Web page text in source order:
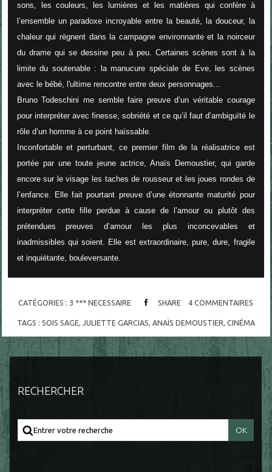
sons, les couleurs, les lumières et les matières qui confère à
l’ensemble un paradoxe incroyable entre la beauté, la douceur, la
chaleur qui règnent dans la campagne environnante et la noirceur
du drame qui se dessine peu à peu. Certaines scènes sont à la
limite du soutenable : la manucure spéciale de Eve, les scènes
avec le bébé, l'ultime rencontre entre deux personnages...
Bruno Todeschini me semble faire preuve d’un véritable courage
pour interpréter avec finesse, sobriété et ce qu’il faut d’ambiguïté le
rôle d’un homme à ce point haïssable.
Inconfortable et perturbant, ce premier film de la réalisatrice est
portée par une toute jeune actrice, Anaïs Demoustier, qui garde
encore sur le visage les taches de rousseur et les joues rondes de
l’enfance. Elle fait pourtant preuve d’une étonnante maturité pour
interpréter cette fille perdue à cause de l’amour ou plutôt des
prétendues preuves d’amour les plus inconcevables et
inadmissibles qui soient. Elle est extraordinaire, pure, dure, fragile
et inquiétante, bouleversante.
CATÉGORIES : 3 *** NECESSAIRE SHARE 4 COMMENTAIRES
TAGS : SOIS SAGE JULIETTE GARCIAS ANAÏS DEMOUSTIER CINÉMA
RECHERCHER